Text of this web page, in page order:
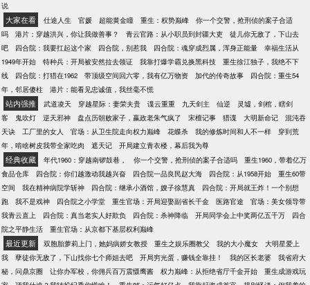
说
大家在看 仕途人生 官媛 超能黄金瞳 重生：权势巅峰
你一个交警，抢刑侦的案子合适
吗
港片：穿越洪兴，你让我做善事？ 青云官路：从小职员到封疆大吏
徒儿你无敌了，下山去
吧
四合院：我要扛起这个家 四合院，别惹我 四合院：魂穿成烈属，浑身正能量
幸福生活从
1949年开始
特种兵：开局被安然拉去领证 我靠打爆学霸兑换黑科技
重生徐江独子，我绝不下
线
四合院：打猎在1962 带顶级空间回六零，我有亿万物资 加代的传奇故事
四合院：重生54
年，邻居傻柱
港片：能看见忠诚值，我丝毫不慌
站内强推 武道凌天 穿越星际：妻荣夫贵 谍云重重 九天剑主 仙逆
灵墟，剑棺，瞎剑
客
鬼吹灯 逆天邪神 盘点历朝败家子，嬴政老朱气疯了 宋檀记事 猎谍 大明新命记
混沌吞
天诀
工厂里的女人 官场：从卫生院走向权力巅峰 花蝶杀 我的修炼时间和人不一样
穿到荒
年，啃啥树皮我带全家吃肉
遮天记 开局建立青衣楼，幕后我为尊
经典收藏 年代1960：穿越南锣鼓巷， 你一个交警，抢刑侦的案子合适吗
重生1960，带着亿万
食品仓库
四合院：你们越激动我越兴奋 四合院一品良民赵大海 四合院：从1958开始
重生60带
空间
我在精神病院学斩神 四合院：继承小酒馆，嫂子徐慧真
四合院：开局就王炸！一个别想
跑
我不是戏神 四合院之小学堂 重生官场：开局迎娶副省长千金 医路官途
官场：美女领导带
我青云直上
四合院：真当老实人好欺负 四合院：杀神降临 开局同学会上中奖两亿五千万
四合
院之平静生活
重生官场：从京都下基层权利巅峰
最近更新 双胞胎萝莉上门，她妈病娇女教授 重生之娱乐圈教父 我的大小魔女
大明星爱上
我
孽徒你无敌了，下山找你七个师姐去吧 开局穷光蛋，赚钱全靠挂！ 我的区长老婆
我省府大
秘，问鼎京圈
让你办军校，你佣兵百万震慑鹰酱 权力巅峰：从拒绝省厅千金开始
重生成游戏玩